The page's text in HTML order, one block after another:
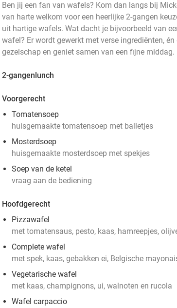
Ben jij een fan van wafels? Kom dan langs bij
van harte welkom voor een heerlijke 2-gangen
uit hartige wafels. Wat dacht je bijvoorbeeld van
wafel? Er wordt gewerkt met verse ingrediënten,
gezelschap en geniet samen van een fijne middag.
2-gangenlunch
Voorgerecht
Tomatensoep
huisgemaakte tomatensoep met balletjes
Mosterdsoep
huisgemaakte mosterdsoep met spekjes
Soep van de ketel
vraag aan de bediening
Hoofdgerecht
Pizzawafel
met tomatensaus, pesto, kaas, hamreepjes,
Complete wafel
met spek, kaas, gebakken ei, Belgische
Vegetarische wafel
met kaas, champignons, ui, walnoten en rucola
Wafel carpaccio